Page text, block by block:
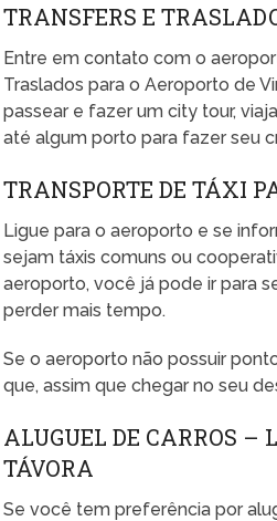
TRANSFERS E
Entre em contato com o
Traslados para o Aeroporto de
passear e fazer um city tour,
até algum porto para fazer seu
TRANSPORTE DE TÁXI
Ligue para o aeroporto e se
sejam táxis comuns ou
aeroporto, você já pode ir para
perder mais tempo.
Se o aeroporto não possuir
que, assim que chegar no seu
ALUGUEL DE CARROS –
TÁVORA
Se você tem preferência por